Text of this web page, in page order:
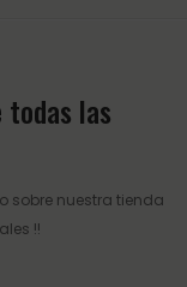
las
sobre nuestra tienda
!!